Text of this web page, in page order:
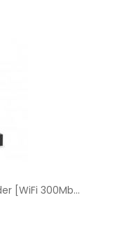
[WiFi 300Mb...